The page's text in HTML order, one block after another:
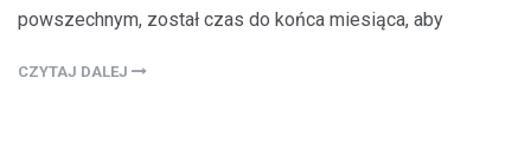
powszechnym, został czas do końca miesiąca, aby
CZYTAJ DALEJ